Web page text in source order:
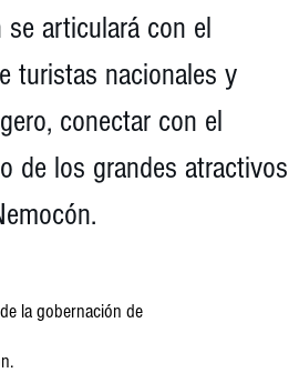
se articulará con el
turistas nacionales y
conectar con el
de los grandes atractivos
la gobernación de